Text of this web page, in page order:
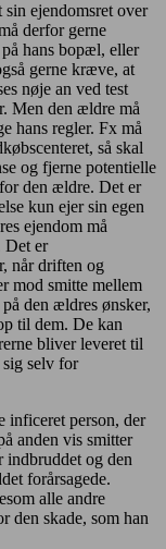
ejendomsret over
derfor gerne
hans bopæl, eller
gerne kræve, at
nøje an ved test
Men den ældre må
hans regler. Fx må
så skal
og fjerne potentielle
den ældre. Det er
kun ejer sin egen
ejendom må
Det er
når driften og
mod smitte mellem
den ældres ønsker,
til dem. De kan
bliver leveret til
sig selv for
inficeret person, der
anden vis smitter
indbruddet og den
forårsagede.
alle andre
den skade, som han